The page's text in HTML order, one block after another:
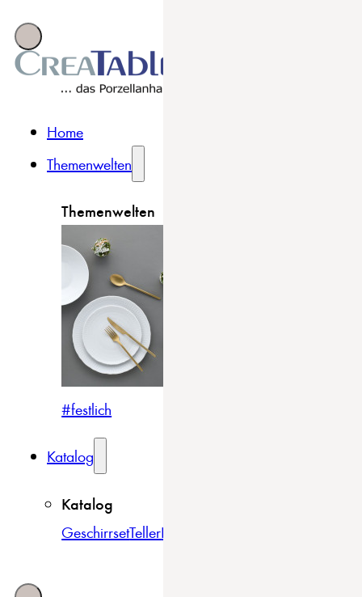
Home
Themenwelten
Themenwelten
#festlich
Katalog
Katalog
GeschirrsetTellerBowls & Schüsseln